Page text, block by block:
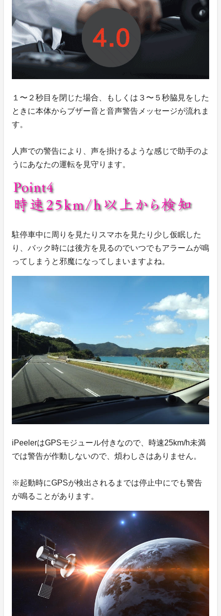
１〜２秒目を閉じた場合、もしくは３〜５秒脇見をした
ときに本体からブザー音と音声警告メッセージが流れま
す。
人声での警告により、声を掛けるような感じで助手のよ
うにあなたの運転を見守ります。
駐停車中に周りを見たりスマホを見たり少し仮眠した
り、バック時には後方を見るのでいつでもアラームが鳴
ってしまうと邪魔になってしまいますよね。
iPeelerはGPSモジュール付きなので、時速25km/h未満
では警告が作動しないので、煩わしさはありません。
※起動時にGPSが検出されるまでは停止中にでも警告
が鳴ることがあります。